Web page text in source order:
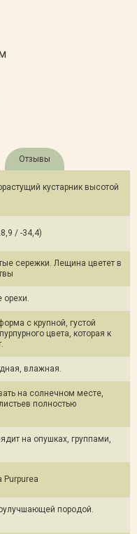
Отзывы
кустарник высотой
/ -34,4)
сережки. Лещина цветет в
орехи.
с крупной, густой
цвета, которая к
влажная.
на солнечном месте,
полностью
на опушках, группами,
Purpurea
породой.